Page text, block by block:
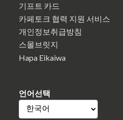
기프트 카드
카페토크 협력 지원 서비스
개인정보취급방침
스몰브릿지
Hapa Eikaiwa
언어선택